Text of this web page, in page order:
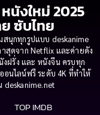
นังใหม่ 2025
ซับไทย
นุกทุกรูปแบบ deskanime
สุดจาก Netflix และค่ายดัง
งฝรั่ง และ หนังจีน ครบทุก
นไลน์ฟรี ระดับ 4K ที่ทำให้
deskanime.net
TOP IMDB